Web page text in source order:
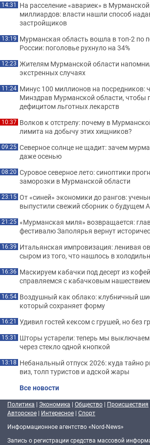
14:31 На расселение «авариек» в
миллиардов: власти нашли способ
застройщиков
13:19 Мурманская область вошла в топ-2 по
России: поголовье рухнуло на 34%
12:23 Жителям Мурманской области
экстренных случаях
11:24 Минус 100 миллионов на посредников:
Минздрав Мурманской области, чтобы
дефицитом льготных лекарств
10:37 Волков к отстрелу: почему в
лимита на добычу этих хищников?
09:25 Северное солнце не щадит: зачем
даже осенью
08:20 Суровое северное лето: синоптики
заморозки в Мурманской области
23:15 От «синей» экономики до рангов:
выпустили свежий сборник о будущем
21:25 «Мурманская миля» возвращается:
фестивалю Заполярья вернут
16:39 Итальянская импровизация: ленивая
сыром из того, что нашлось в
16:36 Маскируем кабачки под десерт из
справляемся с кабачковым
16:54 Воздушный как облако: клубничный
который сохраняет форму
16:21 Удивил гостей кексом с грушей, но без
15:31 Шторы устарели: теперь мы
через стекло одной кнопкой
13:18 Небанальный отпуск 2026: куда тайно
виз, толп туристов и адской жары
Все новости
Политика | Экономика | Общество | Происшествия
Авторское | Интересное | Спорт
Информационное агентство «Nord-News»
Запись о регистрации средства массовой